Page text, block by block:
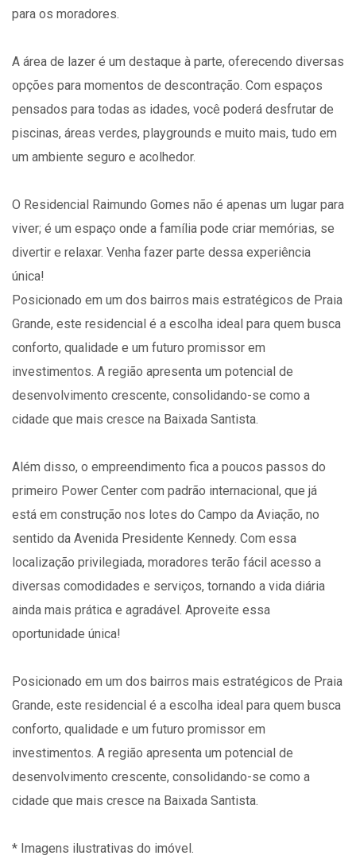
para os moradores.
A área de lazer é um destaque à parte, oferecendo diversas
opções para momentos de descontração. Com espaços
pensados para todas as idades, você poderá desfrutar de
piscinas, áreas verdes, playgrounds e muito mais, tudo em
um ambiente seguro e acolhedor.
O Residencial Raimundo Gomes não é apenas um lugar para
viver; é um espaço onde a família pode criar memórias, se
divertir e relaxar. Venha fazer parte dessa experiência
única!
Posicionado em um dos bairros mais estratégicos de Praia
Grande, este residencial é a escolha ideal para quem busca
conforto, qualidade e um futuro promissor em
investimentos. A região apresenta um potencial de
desenvolvimento crescente, consolidando-se como a
cidade que mais cresce na Baixada Santista.
Além disso, o empreendimento fica a poucos passos do
primeiro Power Center com padrão internacional, que já
está em construção nos lotes do Campo da Aviação, no
sentido da Avenida Presidente Kennedy. Com essa
localização privilegiada, moradores terão fácil acesso a
diversas comodidades e serviços, tornando a vida diária
ainda mais prática e agradável. Aproveite essa
oportunidade única!
Posicionado em um dos bairros mais estratégicos de Praia
Grande, este residencial é a escolha ideal para quem busca
conforto, qualidade e um futuro promissor em
investimentos. A região apresenta um potencial de
desenvolvimento crescente, consolidando-se como a
cidade que mais cresce na Baixada Santista.
* Imagens ilustrativas do imóvel.